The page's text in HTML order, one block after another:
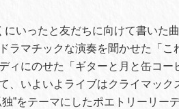
にいったと友だちに向けて書いた
ラマチックな演奏を聞かせた「
ィにのせた「ギターと月と缶コ
、いよいよライブはクライマッ
独”をテーマにしたポエトリーリー